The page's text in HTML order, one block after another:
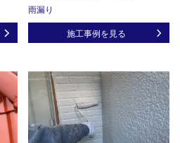
雨漏り
施工事例を見る